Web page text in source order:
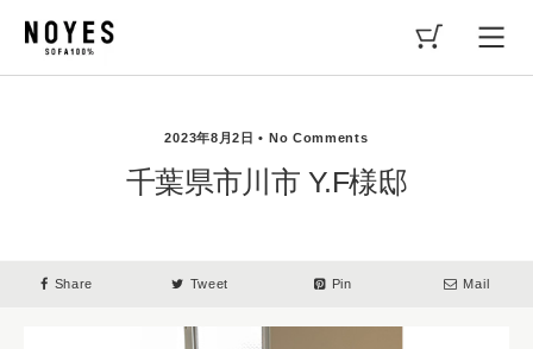
2023年8月2日 • No Comments
千葉県市川市 Y.F様邸
Share Tweet Pin Mail